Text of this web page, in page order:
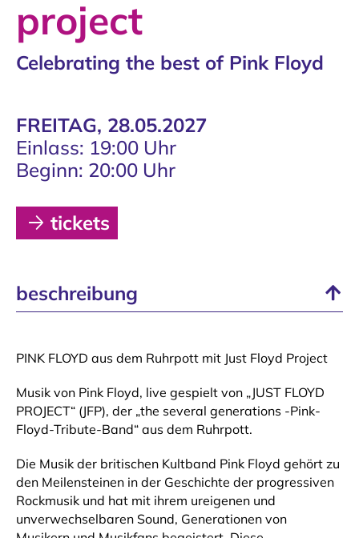
project
Celebrating the best of Pink Floyd
FREITAG, 28.05.2027
Einlass: 19:00 Uhr
Beginn: 20:00 Uhr
tickets
beschreibung
PINK FLOYD aus dem Ruhrpott mit Just Floyd Project
Musik von Pink Floyd, live gespielt von „JUST FLOYD
PROJECT“ (JFP), der „the several generations -Pink-
Floyd-Tribute-Band“ aus dem Ruhrpott.
Die Musik der britischen Kultband Pink Floyd gehört zu
den Meilensteinen in der Geschichte der progressiven
Rockmusik und hat mit ihrem ureigenen und
unverwechselbaren Sound, Generationen von